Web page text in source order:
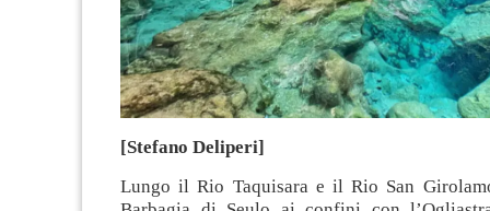
[Stefano Deliperi]
Lungo il Rio Taquisara e il Rio San